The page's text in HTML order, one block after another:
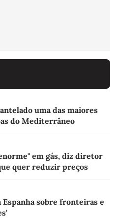
uma das maiores
do Mediterrâneo
em gás, diz diretor
quer reduzir preços
sobre fronteiras e